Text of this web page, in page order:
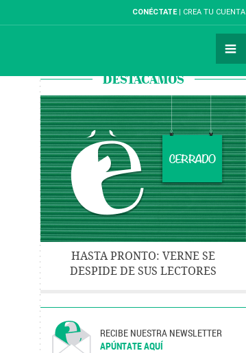
CONÉCTATE CREA TU CUENTA
DESTACAMOS
HASTA PRONTO: VERNE SE
DESPIDE DE SUS LECTORES
RECIBE NUESTRA NEWSLETTER
APÚNTATE AQUÍ